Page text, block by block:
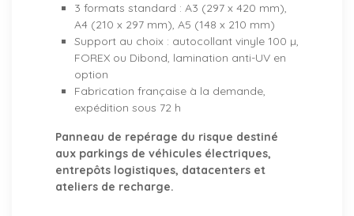
3 formats standard : A3 (297 x 420 mm),
A4 (210 x 297 mm), A5 (148 x 210 mm)
Support au choix : autocollant vinyle 100 µ,
FOREX ou Dibond, lamination anti-UV en
option
Fabrication française à la demande,
expédition sous 72 h
Panneau de repérage du risque destiné
aux parkings de véhicules électriques,
entrepôts logistiques, datacenters et
ateliers de recharge.